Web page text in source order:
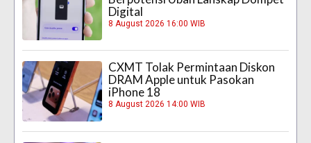
Digital
8 August 2026 16:00 WIB
CXMT Tolak Permintaan Diskon
DRAM Apple untuk Pasokan
iPhone 18
8 August 2026 14:00 WIB